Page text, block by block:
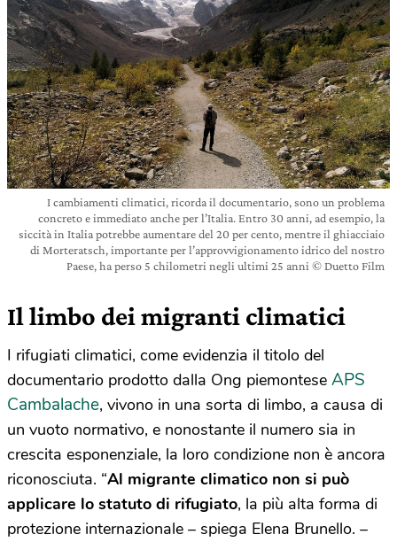
I cambiamenti climatici, ricorda il documentario, sono un problema
concreto e immediato anche per l’Italia. Entro 30 anni, ad esempio, la
siccità in Italia potrebbe aumentare del 20 per cento, mentre il ghiacciaio
di Morteratsch, importante per l’approvvigionamento idrico del nostro
Paese, ha perso 5 chilometri negli ultimi 25 anni © Duetto Film
Il limbo dei migranti climatici
I rifugiati climatici, come evidenzia il titolo del
documentario prodotto dalla Ong piemontese APS
Cambalache, vivono in una sorta di limbo, a causa di
un vuoto normativo, e nonostante il numero sia in
crescita esponenziale, la loro condizione non è ancora
riconosciuta. “Al migrante climatico non si può
applicare lo statuto di rifugiato, la più alta forma di
protezione internazionale – spiega Elena Brunello. –